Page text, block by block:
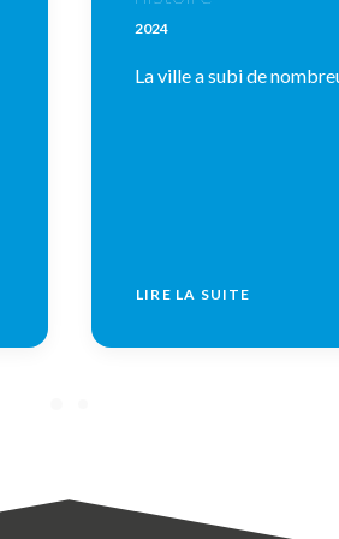
2024
La ville a subi de
LIRE LA SUITE